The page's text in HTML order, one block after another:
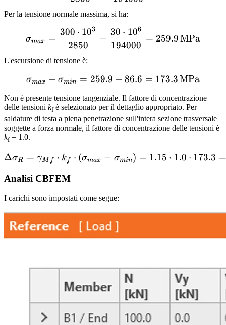
Per la tensione normale massima, si ha:
\sigma_{max} =
σmax =
2850
300 ⋅ 103
+
194000
30 ⋅ 106
= 259.9MPa
L'escursione di tensione è:
\sigma_{max} -
σmax − σmin = 259.9 − 86.6 = 173.3MPa
Non è presente tensione tangenziale. Il fattore di concentrazione
delle tensioni kfè selezionato per il dettaglio appropriato. Per
saldature di testa a piena penetrazione sull'intera sezione trasversale
soggette a forza normale, il fattore di concentrazione delle tensioni è
kf= 1.0.
\Delta \sigma_R =
ΔσR = γM f ⋅ kf ⋅ (σmax − σmin) = 1.15 ⋅ 1.0 ⋅ 173.3 =
Analisi CBFEM
I carichi sono impostati come segue: